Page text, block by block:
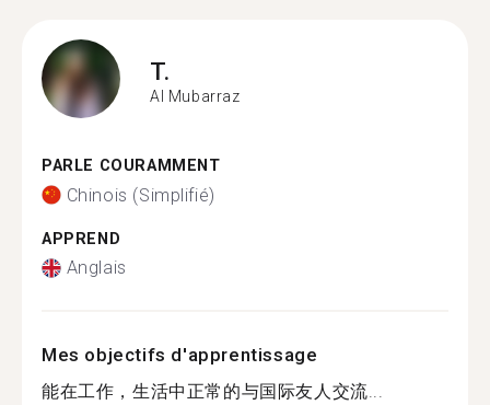
T.
Al Mubarraz
PARLE COURAMMENT
Chinois (Simplifié)
APPREND
Anglais
Mes objectifs d'apprentissage
能在工作，生活中正常的与国际友人交流...